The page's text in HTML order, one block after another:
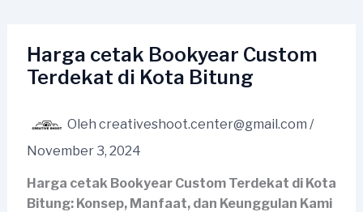
kontenHarga cetak Bookyear Custom
Terdekat di Kota Bitung
Oleh creativeshoot.center@gmail.com /
November 3, 2024
Harga cetak Bookyear Custom Terdekat di Kota
Bitung: Konsep, Manfaat, dan Keunggulan Kami